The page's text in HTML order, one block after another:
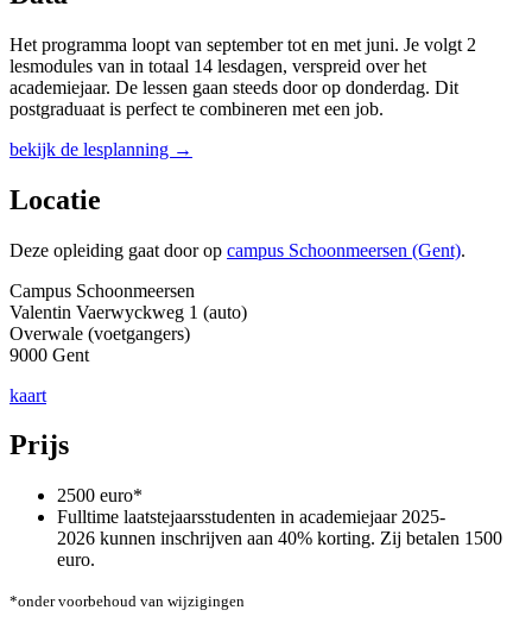
Het programma loopt van september tot en met juni. Je volgt 2
lesmodules van in totaal 14 lesdagen, verspreid over het
academiejaar. De lessen gaan steeds door op donderdag. Dit
postgraduaat is perfect te combineren met een job.
bekijk de lesplanning →
Locatie
Deze opleiding gaat door op campus Schoonmeersen (Gent).
Campus Schoonmeersen
Valentin Vaerwyckweg 1 (auto)
Overwale (voetgangers)
9000 Gent
kaart
Prijs
2500 euro*
Fulltime laatstejaarsstudenten in academiejaar 2025-
2026 kunnen inschrijven aan 40% korting. Zij betalen 1500
euro.
*onder voorbehoud van wijzigingen